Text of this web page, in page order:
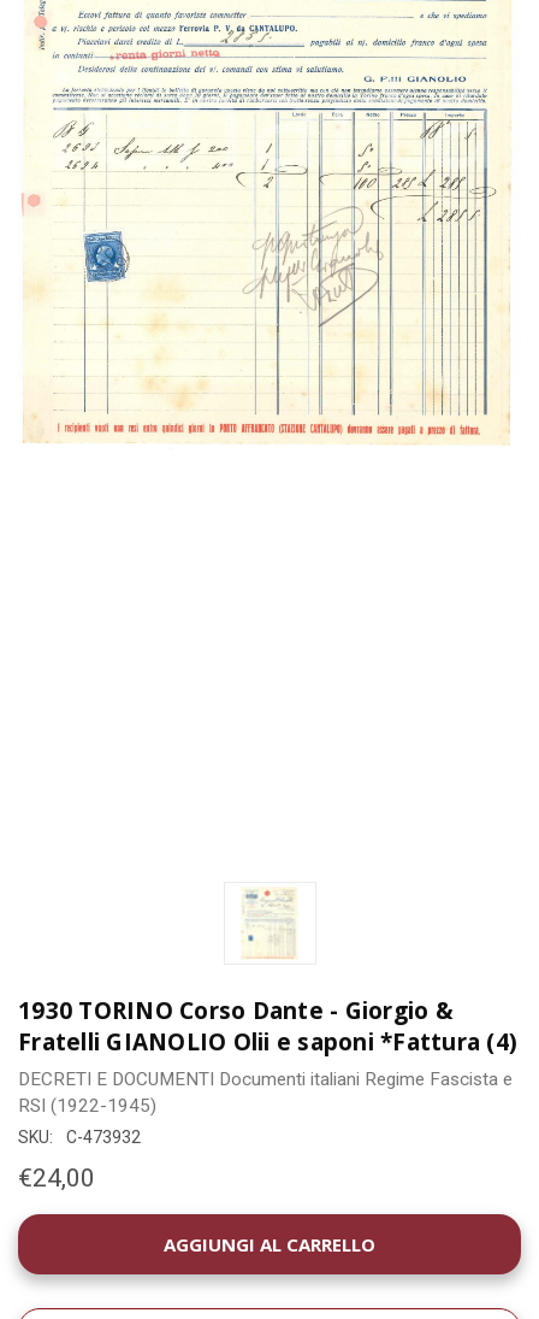
1930 TORINO Corso Dante - Giorgio &
Fratelli GIANOLIO Olii e saponi *Fattura (4)
DECRETI E DOCUMENTI Documenti italiani Regime Fascista e
RSI (1922-1945)
SKU: C-473932
€24,00
DISPONIBILITÀ
ATTUALE: